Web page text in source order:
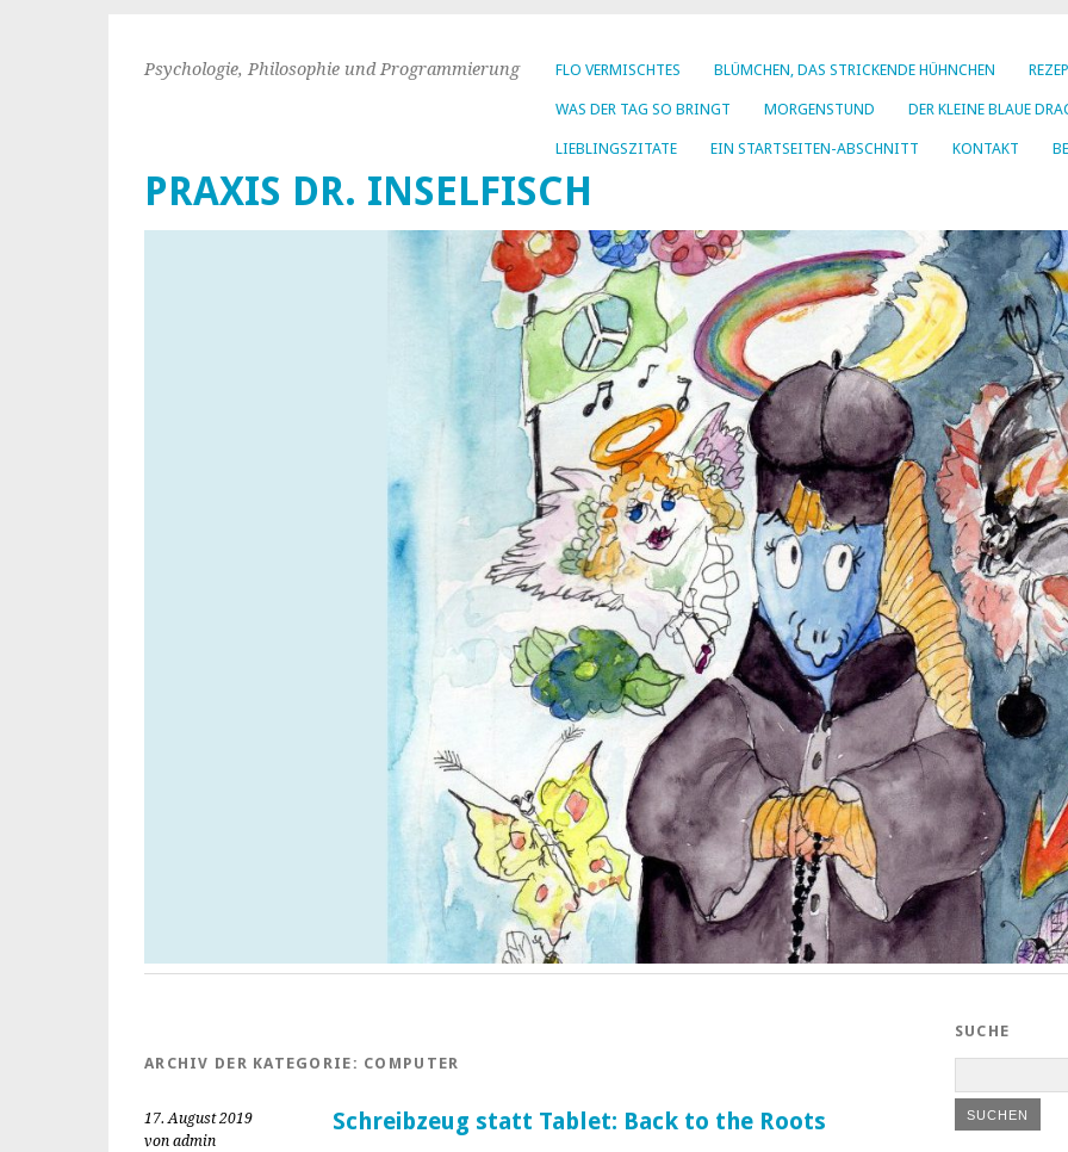
FLO VERMISCHTES BLÜMCHEN, DAS STRICKENDE HÜHNCHEN
WAS DER TAG SO BRINGT MORGENSTUND DER KLEINE BLAUE
LIEBLINGSZITATE EIN STARTSEITEN-ABSCHNITT KONTAKT
PRAXIS DR. INSELFISCH
Psychologie, Philosophie und Programmierung
ARCHIV DER KATEGORIE: COMPUTER
17. August 2019
von admin
Schreibzeug statt Tablet: Back to the Roots
SUCHE